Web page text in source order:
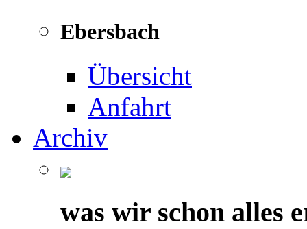
Ebersbach
Übersicht
Anfahrt
Archiv
was wir schon alles